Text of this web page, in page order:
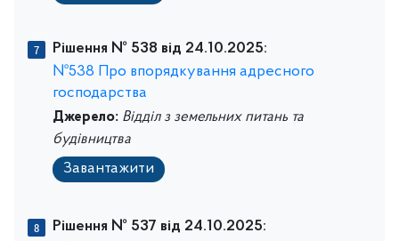
Рішення № 538 від 24.10.2025:
№538 Про впорядкування адресного
господарства
Джерело: Відділ з земельних питань та
будівництва
Завантажити
Рішення № 537 від 24.10.2025: